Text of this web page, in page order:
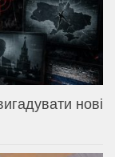
нові